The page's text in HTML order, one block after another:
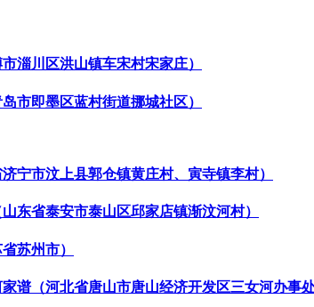
淄川区洪山镇车宋村宋家庄）
市即墨区蓝村街道挪城社区）
宁市汶上县郭仓镇黄庄村、寅寺镇李村）
东省泰安市泰山区邱家店镇渐汶河村）
苏州市）
谱（河北省唐山市唐山经济开发区三女河办事处